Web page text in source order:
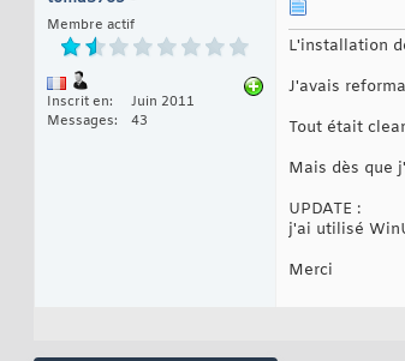
Membre actif
Inscrit en
Juin 2011
Messages
43
L'installation
J'avais
Tout était
Mais dès que
UPDATE :
j'ai utilisé
Merci